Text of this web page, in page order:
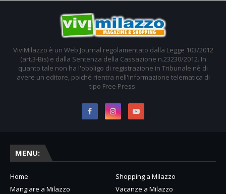
ViviMilazzo è un Web Journal regolamentato dalla Legge 103/2012
(art.3-Bis) e dalla Sentenza della Cassazione n.23230/2012. In
quanto tale non ha l'obbligo di registrazione in Tribunale nè di
avere un editore, poiché rientra nell'informazione telematica di
tipo Free Press.
MENU:
Home
Shopping a Milazzo
Mangiare a Milazzo
Vacanze a Milazzo